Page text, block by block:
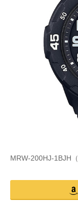
MRW-200HJ-1BJH（